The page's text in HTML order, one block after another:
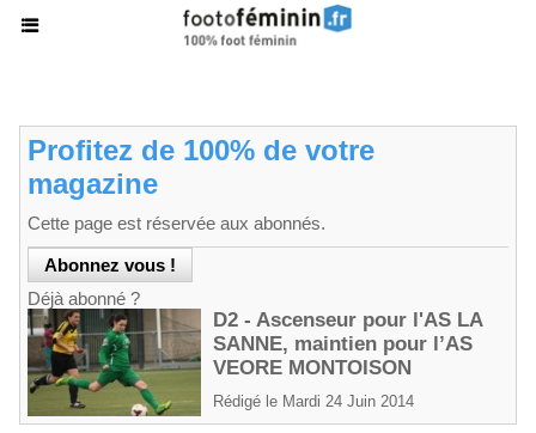
Profitez de 100% de votre
magazine
Cette page est réservée aux abonnés.
Déjà abonné ?
D2 - Ascenseur pour l'AS LA
SANNE, maintien pour l’AS
VEORE MONTOISON
Rédigé le Mardi 24 Juin 2014